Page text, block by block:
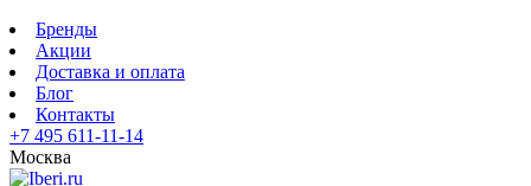
Бренды
Акции
Доставка и оплата
Блог
Контакты
+7 495 611-11-14
Москва